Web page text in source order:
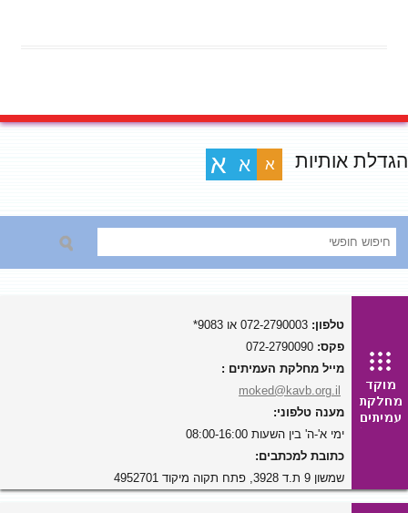
הגדלת אותיות א א א
טלפון:
פקס:
מייל מחלקת העמיתים :
moked@kavb.org.il
מענה טלפוני:
ימי א'-ה' בין השעות 08:00-16:00
כתובת למכתבים:
שמשון 9 ת.ד 3928, פתח תקוה מיקוד 4952701